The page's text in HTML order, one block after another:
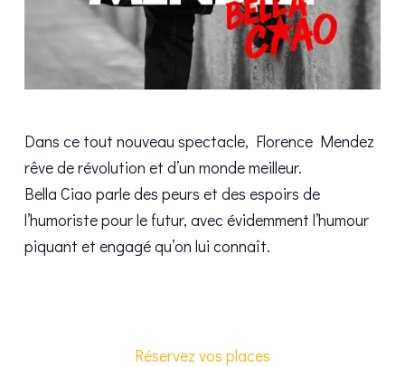
Dans ce tout nouveau spectacle, Florence Mendez
rêve de révolution et d’un monde meilleur.
Bella Ciao parle des peurs et des espoirs de
l’humoriste pour le futur, avec évidemment l’humour
piquant et engagé qu’on lui connaît.
Réservez vos places